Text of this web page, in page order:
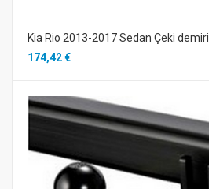
Kia Rio 2013-2017 Sedan Çeki demiri
174,42 €